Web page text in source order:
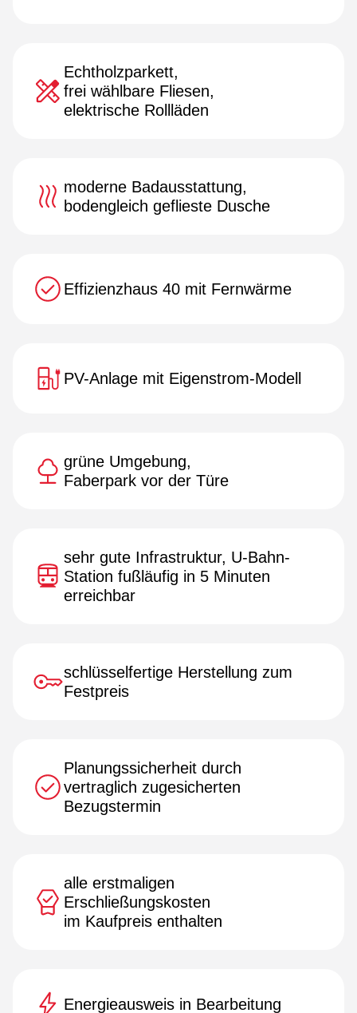
Echtholzparkett,
frei wählbare Fliesen,
elektrische Rollläden
moderne Badausstattung,
bodengleich geflieste Dusche
Effizienzhaus 40 mit Fernwärme
PV-Anlage mit Eigenstrom-Modell
grüne Umgebung,
Faberpark vor der Türe
sehr gute Infrastruktur, U-Bahn-
Station fußläufig in 5 Minuten
erreichbar
schlüsselfertige Herstellung zum
Festpreis
Planungssicherheit durch
vertraglich zugesicherten
Bezugstermin
alle erstmaligen
Erschließungskosten
im Kaufpreis enthalten
Energieausweis in Bearbeitung